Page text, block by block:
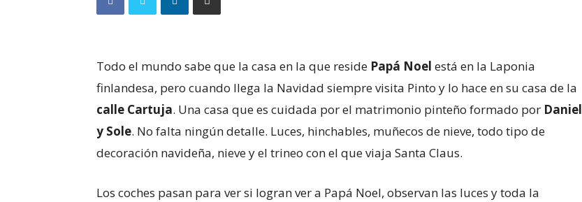
Todo el mundo sabe que la casa en la que reside Papá Noel está en la Laponia
finlandesa, pero cuando llega la Navidad siempre visita Pinto y lo hace en su casa de la
calle Cartuja. Una casa que es cuidada por el matrimonio pinteño formado por Daniel
y Sole. No falta ningún detalle. Luces, hinchables, muñecos de nieve, todo tipo de
decoración navideña, nieve y el trineo con el que viaja Santa Claus.
Los coches pasan para ver si logran ver a Papá Noel, observan las luces y toda la